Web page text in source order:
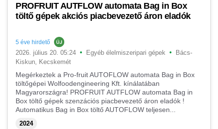
PROFRUIT AUTFLOW automata Bag in Box
töltő gépek akciós piacbevezető áron eladók
5 éve hirdető
2026. július 20. 05:24 • Egyéb élelmiszeripari gépek • Bács-
Kiskun, Kecskemét
Megérkeztek a Pro-fruit AUTOFLOW automata Bag in Box
töltőgépei Wolfoodengineering Kft. kínálatában
Magyarországra! PROFRUIT AUTFLOW automata Bag in
Box töltő gépek szenzációs piacbevezető áron eladók !
Automatikus Bag in Box töltő AUTOFLOW teljesen...
2024